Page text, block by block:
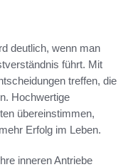
deutlich, wenn man
führt. Mit
treffen, die
Hochwertige
übereinstimmen,
Erfolg im Leben.
inneren Antriebe